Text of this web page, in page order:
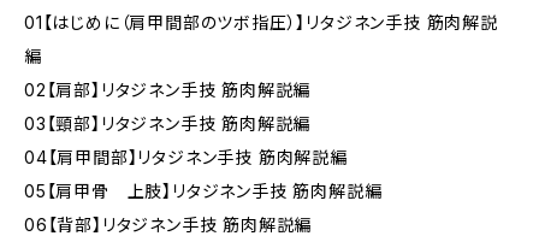
01【はじめに（肩甲間部のツボ指圧）】リタジネン手技 筋肉解説
編
02【肩部】リタジネン手技 筋肉解説編
03【頸部】リタジネン手技 筋肉解説編
04【肩甲間部】リタジネン手技 筋肉解説編
05【肩甲骨 上肢】リタジネン手技 筋肉解説編
06【背部】リタジネン手技 筋肉解説編